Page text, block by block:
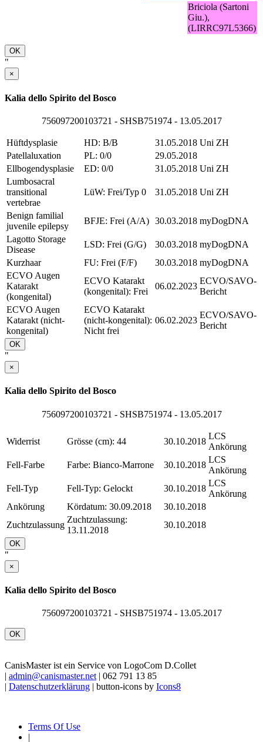
Briciola (Sartoni
Giu.),
(LIRRC97L5366)
OK
"
×
Kalia dello Spirito del Bosco
756097200103721 - SHSB751974 - 13.05.2017
Hüftdysplasie HD: B/B 31.05.2018 Uni ZH
Patellaluxation
PL: 0/0
29.05.2018
Ellbogendysplasie
ED: 0/0 31.05.2018 Uni ZH
Lumbosacral
transitional
vertebrae
LüW: Frei/Typ 0 31.05.2018 Uni ZH
Benign familial
juvenile epilepsy
BFJE: Frei (A/A) 30.03.2018 myDogDNA
Lagotto Storage
Disease
LSD: Frei (G/G) 30.03.2018 myDogDNA
Kurzhaar
FU: Frei (F/F) 30.03.2018 myDogDNA
ECVO Augen
Katarakt
(kongenital)
ECVO Katarakt
(kongenital): Frei
06.02.2023
ECVO/SAVO-
Bericht
ECVO Augen
Katarakt (nicht-
kongenital)
ECVO Katarakt
(nicht-kongenital):
Nicht frei
06.02.2023
ECVO/SAVO-
Bericht
OK
"
×
Kalia dello Spirito del Bosco
756097200103721 - SHSB751974 - 13.05.2017
Widerrist Grösse (cm): 44 30.10.2018
LCS
Ankörung
Fell-Farbe
Farbe: Bianco-Marrone 30.10.2018
LCS
Ankörung
Fell-Typ
Fell-Typ: Gelockt 30.10.2018
LCS
Ankörung
Ankörung
Kördatum: 30.09.2018
30.10.2018
Zuchtzulassung
Zuchtzulassung:
13.11.2018
30.10.2018
OK
"
×
Kalia dello Spirito del Bosco
756097200103721 - SHSB751974 - 13.05.2017
OK
CanisMaster ist ein Service von LogoCom D.Collet
| admin@canismaster.net | 062 791 13 85
| Datenschutzerklärung | button-icons by Icons8
Terms Of Use
|